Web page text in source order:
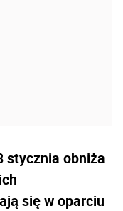
stycznia obniża
się w oparciu